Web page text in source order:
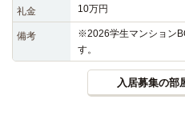
礼金 10万円
備考
※2026学生マンション
す。
入居募集の部